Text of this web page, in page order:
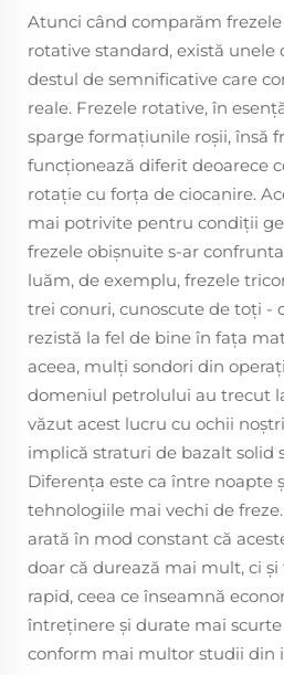
Atunci când comparăm
rotative standard, există
destul de semnificative care
reale. Frezele rotative, în
sparge formațiunile roșii, însă
funcționează diferit deoarece
rotație cu forța de ciocanire.
mai potrivite pentru condiții
frezele obișnuite s-ar
luăm, de exemplu, frezele
trei conuri, cunoscute de toți -
rezistă la fel de bine în fața
aceea, mulți sondori din
domeniul petrolului au trecut
văzut acest lucru cu ochii
implică straturi de bazalt solid
Diferența este ca între noapte
tehnologiile mai vechi de
arată în mod constant că
doar că durează mai mult, ci
rapid, ceea ce înseamnă
întreținere și durate mai
conform mai multor studii din